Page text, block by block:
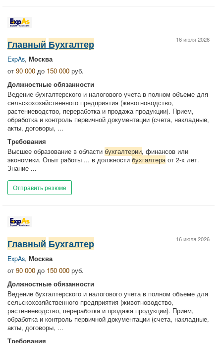
16 июля 2026
Главный Бухгалтер
ExpAs, Москва
от 90 000 до 150 000 руб.
Должностные обязанности
Ведение бухгалтерского и налогового учета в полном объеме для
сельскохозяйственного предприятия (животноводство,
растениеводство, переработка и продажа продукции). Прием,
обработка и контроль первичной документации (счета, накладные,
акты, договоры, ...
Требования
Высшее образование в области бухгалтерии, финансов или
экономики. Опыт работы ... в должности бухгалтераот 2-х лет.
Знание ...
Отправить резюме
16 июля 2026
Главный Бухгалтер
ExpAs, Москва
от 90 000 до 150 000 руб.
Должностные обязанности
Ведение бухгалтерского и налогового учета в полном объеме для
сельскохозяйственного предприятия (животноводство,
растениеводство, переработка и продажа продукции). Прием,
обработка и контроль первичной документации (счета, накладные,
акты, договоры, ...
Требования